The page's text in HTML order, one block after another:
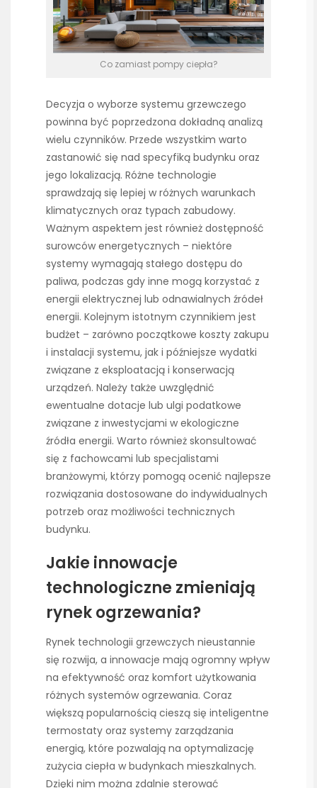
Co zamiast pompy ciepła?
Decyzja o wyborze systemu grzewczego
powinna być poprzedzona dokładną analizą
wielu czynników. Przede wszystkim warto
zastanowić się nad specyfiką budynku oraz
jego lokalizacją. Różne technologie
sprawdzają się lepiej w różnych warunkach
klimatycznych oraz typach zabudowy.
Ważnym aspektem jest również dostępność
surowców energetycznych – niektóre
systemy wymagają stałego dostępu do
paliwa, podczas gdy inne mogą korzystać z
energii elektrycznej lub odnawialnych źródeł
energii. Kolejnym istotnym czynnikiem jest
budżet – zarówno początkowe koszty zakupu
i instalacji systemu, jak i późniejsze wydatki
związane z eksploatacją i konserwacją
urządzeń. Należy także uwzględnić
ewentualne dotacje lub ulgi podatkowe
związane z inwestycjami w ekologiczne
źródła energii. Warto również skonsultować
się z fachowcami lub specjalistami
branżowymi, którzy pomogą ocenić najlepsze
rozwiązania dostosowane do indywidualnych
potrzeb oraz możliwości technicznych
budynku.
Jakie innowacje
technologiczne zmieniają
rynek ogrzewania?
Rynek technologii grzewczych nieustannie
się rozwija, a innowacje mają ogromny wpływ
na efektywność oraz komfort użytkowania
różnych systemów ogrzewania. Coraz
większą popularnością cieszą się inteligentne
termostaty oraz systemy zarządzania
energią, które pozwalają na optymalizację
zużycia ciepła w budynkach mieszkalnych.
Dzięki nim można zdalnie sterować